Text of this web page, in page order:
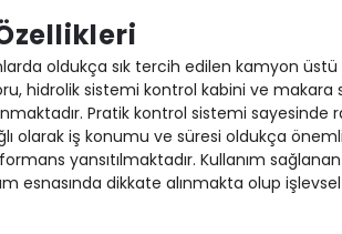
oldukça sık tercih edilen kamyon
hidrolik sistemi kontrol kabini ve
Pratik kontrol sistemi
olarak iş konumu ve süresi oldukça
yansıtılmaktadır. Kullanım
esnasında dikkate alınmakta olup